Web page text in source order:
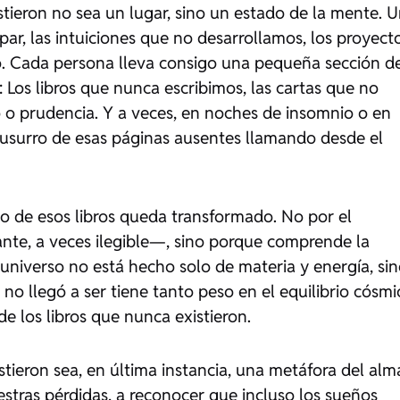
no sea un lugar, sino un estado de la mente.
las intuiciones que no desarrollamos, los
persona lleva consigo una pequeña sección
libros que nunca escribimos, las cartas que no
prudencia. Y a veces, en noches de insomnio o en
de esas páginas ausentes llamando desde el
de esos libros queda transformado. No por el
a veces ilegible—, sino porque comprende la
no está hecho solo de materia y energía,
llegó a ser tiene tanto peso en el equilibrio
los libros que nunca existieron.
sea, en última instancia, una metáfora del
pérdidas, a reconocer que incluso los sueños